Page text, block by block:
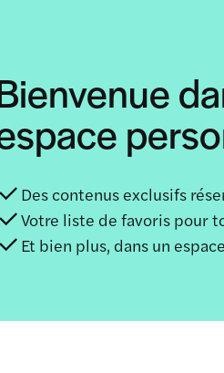
Des contenus exclusifs
Votre liste de favoris pour
Et bien plus, dans un